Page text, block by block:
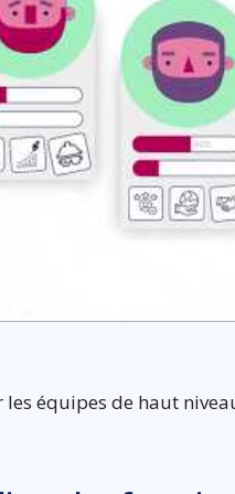
les équipes de haut